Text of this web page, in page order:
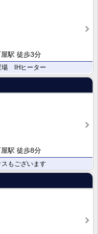
駅 徒歩3分
IHヒーター
駅 徒歩8分
もございます